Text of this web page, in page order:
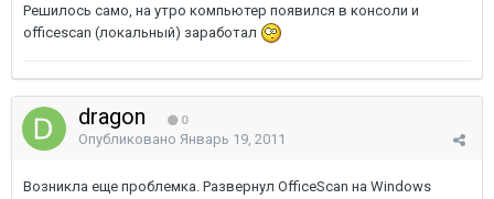
Решилось само, на утро компьютер появился в консоли и
officescan (локальный) заработал
dragon 0
Опубликовано Январь 19, 2011
Возникла еще проблемка. Развернул OfficeScan на Windows